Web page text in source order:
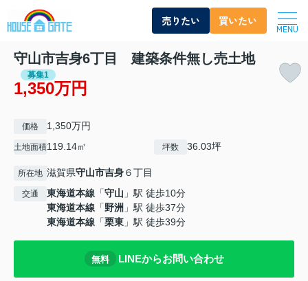
売りたい 買いたい
MENU
守山市吉身6丁目 建築条件無し売土地
募集1
1,350万円
価格 1,350万円
土地面積119.14㎡ 坪数 36.03坪
所在地 滋賀県守山市吉身６丁目
交通 東海道本線 「守山 」駅 徒歩10分
東海道本線 「野洲 」駅 徒歩37分
東海道本線 「栗東 」駅 徒歩39分
無料 LINEからお問い合わせ